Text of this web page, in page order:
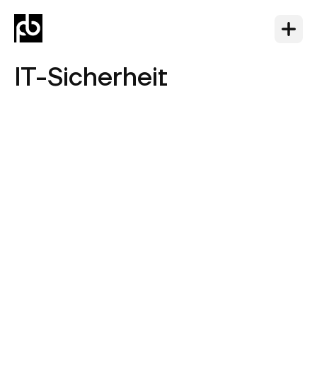
IT-Sicherheit